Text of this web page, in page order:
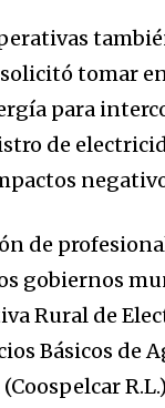
solicitó tomar
para
de
de
gobiernos
Rural de
Básicos de